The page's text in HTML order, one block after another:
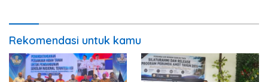
Rekomendasi untuk kamu